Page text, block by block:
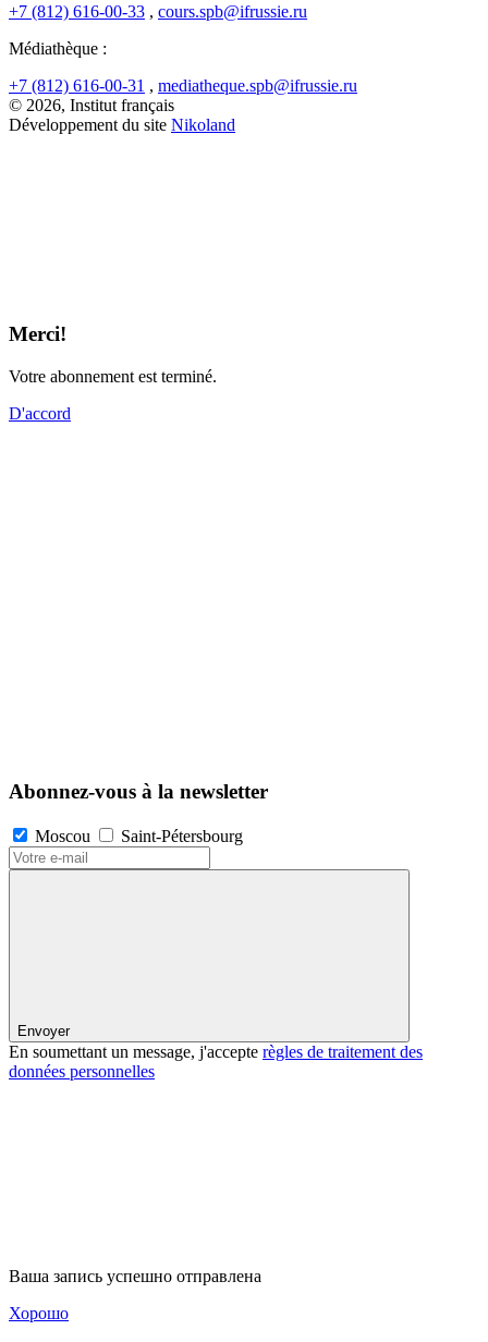
+7 (812) 616-00-33 , cours.spb@ifrussie.ru
Médiathèque :
+7 (812) 616-00-31 , mediatheque.spb@ifrussie.ru
© 2026, Institut français
Développement du site Nikoland
Merci!
Votre abonnement est terminé.
D'accord
Abonnez-vous à la newsletter
Moscou Saint-Pétersbourg
Envoyer
En soumettant un message, j'accepte règles de traitement des
données personnelles
Ваша запись успешно отправлена
Хорошо